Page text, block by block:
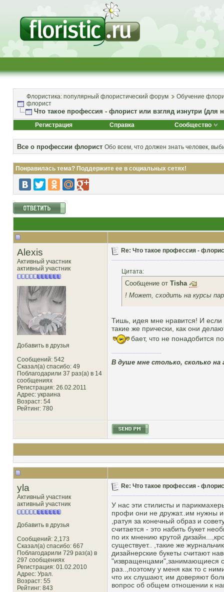
Флористика: популярный флористический форум
Обучение
флорист
Что такое профессия - флорист или взгляд изнутри (для
Регистрация Справка Сообщество
Все о профессии флорист Обо всем, что должен знать человек,
Понравилась тема? Поддержите ее в социальных сетях!
Alexis
Активный участник
активный участник
Добавить в друзья
Сообщений: 542
Сказал(а) спасибо: 49
Поблагодарили 37 раз(а) в 14
сообщениях
Регистрация: 26.02.2011
Адрес: украина
Возраст: 54
Рейтинг: 780
Re: Что такое профессия -
Цитата:
Сообщение от Tisha
! Может, сходить на курсы
Тишь, идея мне нравится! И если
такие же прически, как они
бает, что не понадобится
В душе мне столько, сколько на
yla
Активный участник
активный участник
Добавить в друзья
Сообщений: 2,173
Сказал(а) спасибо: 667
Поблагодарили 729 раз(а) в
297 сообщениях
Регистрация: 01.02.2010
Адрес: Урал.
Возраст: 55
Рейтинг: 843
Re: Что такое профессия -
У нас эти стилисты и
профи они не дружат..им нужны
,ратуя за конечный образ и
считается - это набить букет
по их мнению крутой
существует.. ,такие же
дизайнерские букеты считают
"извращенцами",занимающиеся
раз..,поэтому у меня как то с
что их слушают, им доверяют
вопрос об общем отношении к